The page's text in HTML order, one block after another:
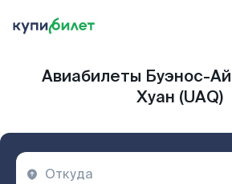
Авиабилеты Буэнос-
Хуан (UAQ)